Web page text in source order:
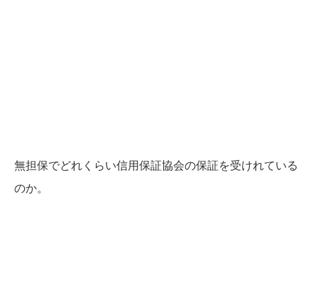
無担保でどれくらい信用保証協会の保証を受けれている
のか。